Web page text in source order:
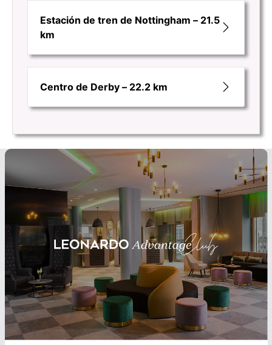
Estación de tren de Nottingham – 21.5
km
Centro de Derby – 22.2 km